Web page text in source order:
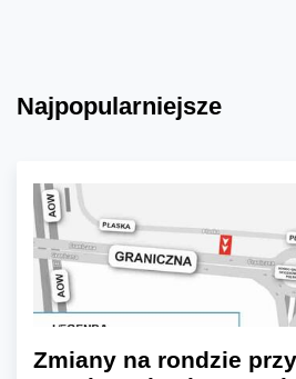
Najpopularniejsze
Zmiany na rondzie